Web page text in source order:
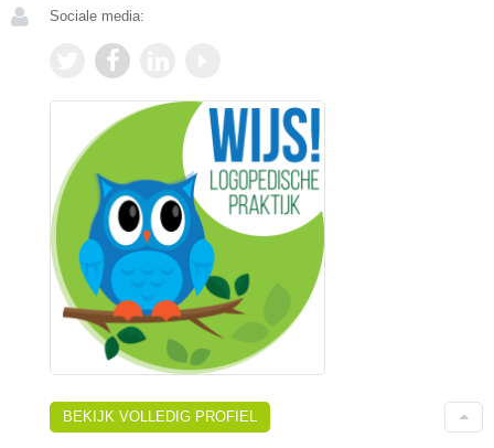
Sociale media:
BEKIJK VOLLEDIG PROFIEL